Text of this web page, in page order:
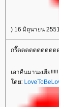
) 16 มิถุนายน
กรี๊ดดดดดดดดดด
เอาคืนมานะเฮีย
ดย: